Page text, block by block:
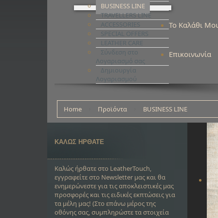
BUSINESS LINE
TRAVELLERS LINE
ACCESSORIES
SPECIAL OFFERS
LEATHER CARE
Σύνδεση στο
Λογαριασμό σας
Δημιουργία
Λογαριασμού
Το Καλάθι
Επικοινωνία
Home Προϊόντα BUSINESS LINE
ΚΑΛΩΣ ΗΡΘΑΤΕ
Καλώς ήρθατε στο LeatherTouch,
εγγραφείτε στο Newsletter μας και θα
ενημερώνεστε για τις αποκλειστικές μας
προσφορές και τις ειδικές εκπτώσεις για
τα μέλη μας! (Στο επάνω μέρος της
οθόνης σας, συμπληρώστε τα στοιχεία